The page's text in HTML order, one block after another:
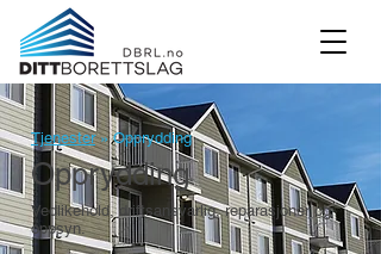
Tjenester» Opprydding
Opprydding
Vedlikehold, driftsansvarlig, reparasjoner og
oppsyn.